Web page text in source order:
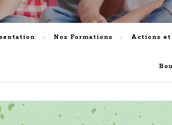
Nos Formations Actions et